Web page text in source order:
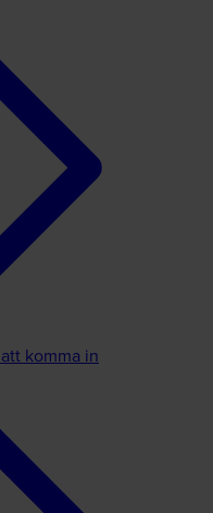
komma in